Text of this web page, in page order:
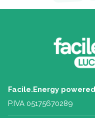
Facile.Energy
P.IVA 05175670289